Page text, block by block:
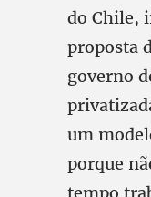
do Chile,
proposta
governo
um
porque